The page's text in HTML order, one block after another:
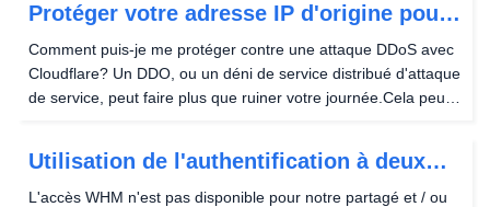
Protéger votre adresse IP d'origine pour
empêcher les attaques DDOS avec
Cloudflare
Comment puis-je me protéger contre une attaque DDoS avec
Cloudflare? Un DDO, ou un déni de service distribué d'attaque
de service, peut faire plus que ruiner votre journée.Cela peut
Utilisation de l'authentification à deux
facteurs avec WHM
L'accès WHM n'est pas disponible pour notre partagé et / ou